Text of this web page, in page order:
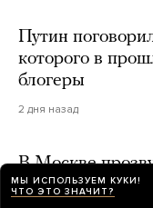
Путин
которого в
блогеры
2 дня назад
В Москве
слышали в
МЫ ИСПОЛЬЗУЕМ КУКИ!
ЧТО ЭТО ЗНАЧИТ?